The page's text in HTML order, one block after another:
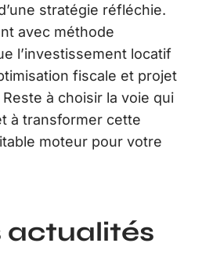
stratégie réfléchie.
avec méthode
l’investissement locatif
fiscale et projet
à choisir la voie qui
à transformer cette
moteur pour votre
actualités